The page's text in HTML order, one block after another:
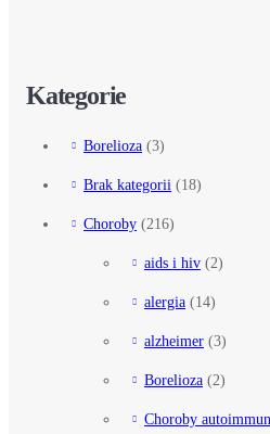
Kategorie
Borelioza (3)
Brak kategorii (18)
Choroby (216)
aids i hiv (2)
alergia (14)
alzheimer (3)
Borelioza (2)
Choroby